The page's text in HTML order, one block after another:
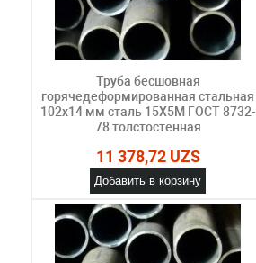
Труба бесшовная
горячедеформированная стальная
102х14 мм сталь 15Х5М ГОСТ 8732-
78 толстостенная
11 378,72 UZS
Добавить в корзину